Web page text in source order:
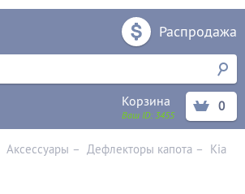
Распродажа
Корзина
Ваш ID: 3455
0
Аксессуары – Дефлекторы капота – Kia